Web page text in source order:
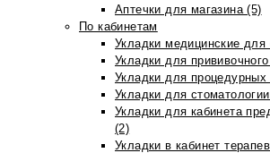
Аптечки для магазина (5)
По кабинетам
Укладки медицинские
Укладки для
Укладки для процедурных
Укладки для
Укладки для кабинета
(2)
Укладки в кабинет